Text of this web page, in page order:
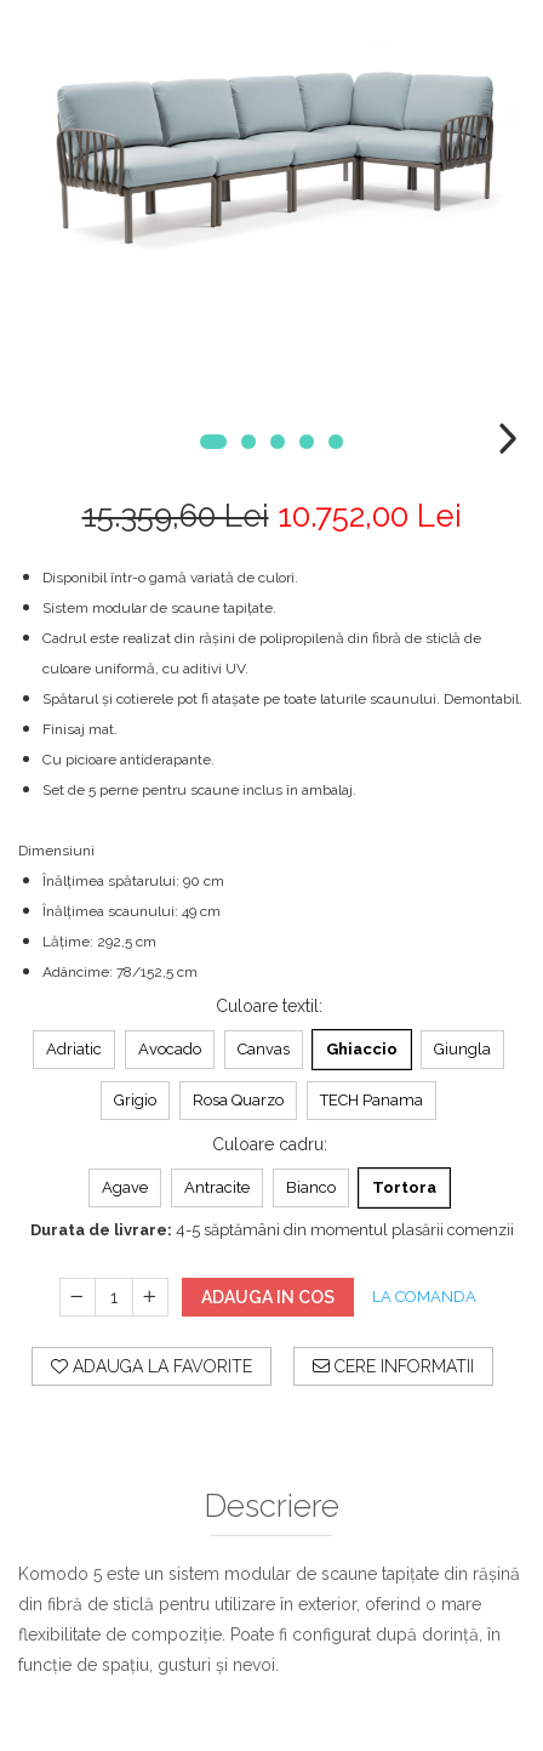
15.359,60 Lei 10.752,00 Lei
Disponibil într-o gamă variată de culori.
Sistem modular de scaune tapițate.
Cadrul este realizat din rășini de polipropilenă din fibră de sticlă de
culoare uniformă, cu aditivi UV.
Spătarul și cotierele pot fi atașate pe toate laturile scaunului. Demontabil.
Finisaj mat.
Cu picioare antiderapante.
Set de 5 perne pentru scaune inclus în ambalaj.
Dimensiuni
Înălțimea spătarului: 90 cm
Înălțimea scaunului: 49 cm
Lățime: 292,5 cm
Adâncime: 78/152,5 cm
Culoare textil :
Adriatic Avocado Canvas Ghiaccio Giungla
Grigio Rosa Quarzo TECH Panama
Culoare cadru:
Agave Antracite Bianco Tortora
Durata de livrare: 4-5 săptămâni din momentul plasării comenzii
ADAUGA IN COS LA COMANDA
ADAUGA LA FAVORITE CERE INFORMATII
Descriere
Komodo 5 este un sistem modular de scaune tapițate din rășină
din fibră de sticlă pentru utilizare în exterior, oferind o mare
flexibilitate de compoziție. Poate fi configurat după dorință, în
funcție de spațiu, gusturi și nevoi.